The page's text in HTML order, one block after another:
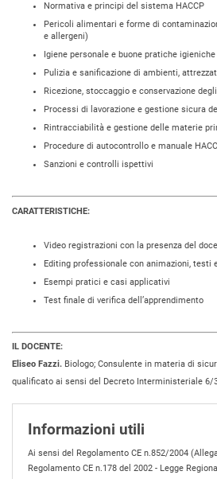
Normativa e principi del sistema HACCP
Pericoli alimentari e forme di
e allergeni)
Igiene personale e buone pratiche igieniche
Pulizia e sanificazione di ambienti,
Ricezione, stoccaggio e conservazione
Processi di lavorazione e gestione sicura
Rintracciabilità e gestione delle materie
Procedure di autocontrollo e manuale
Sanzioni e controlli ispettivi
CARATTERISTICHE:
Video registrazioni con la presenza del
Editing professionale con animazioni, testi
Esempi pratici e casi applicativi
Test finale di verifica dell’apprendimento
IL DOCENTE:
Eliseo Fazzi. Biologo; Consulente in materia di
qualificato ai sensi del Decreto Interministeriale 6/
Informazioni utili
Ai sensi del Regolamento CE n.852/2004
Regolamento CE n.178 del 2002 - Legge